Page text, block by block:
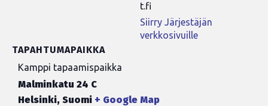
TAPAHTUMAPAIKKA
Kamppi tapaamispaikka
Malminkatu 24 C
Helsinki, Suomi + Google Map
t.fi
Siirry Järjestäjän
verkkosivuille